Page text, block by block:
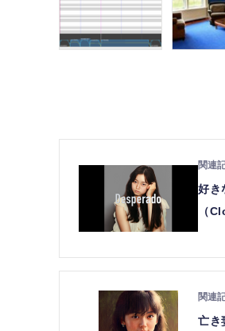
好き
（
亡き